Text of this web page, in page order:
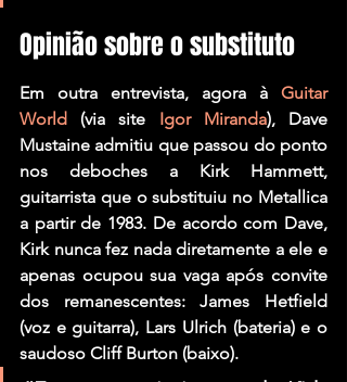
Opinião sobre o substituto
Em outra entrevista, agora à Guitar
World
(via site Igor Miranda), Dave
Mustaine admitiu que passou do ponto
nos deboches a Kirk Hammett,
guitarrista que o substituiu no Metallica
a partir de 1983. De acordo com Dave,
Kirk nunca fez nada diretamente a ele e
apenas ocupou sua vaga após convite
dos remanescentes: James Hetfield
(voz e guitarra), Lars Ulrich (bateria) e o
saudoso Cliff Burton (baixo).